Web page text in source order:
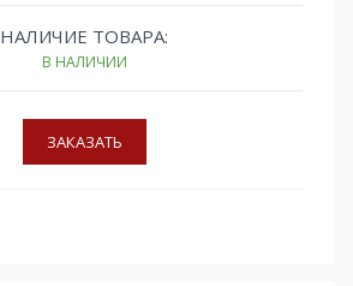
НАЛИЧИЕ ТОВАРА:
В НАЛИЧИИ